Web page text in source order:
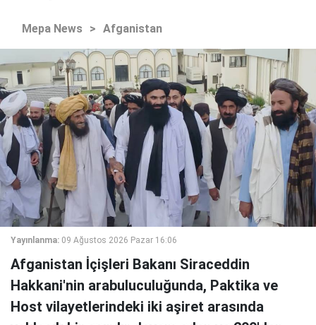
Mepa News > Afganistan
Yayınlanma: 09 Ağustos 2026 Pazar 16:06
Afganistan İçişleri Bakanı Siraceddin
Hakkani'nin arabuluculuğunda, Paktika ve
Host vilayetlerindeki iki aşiret arasında